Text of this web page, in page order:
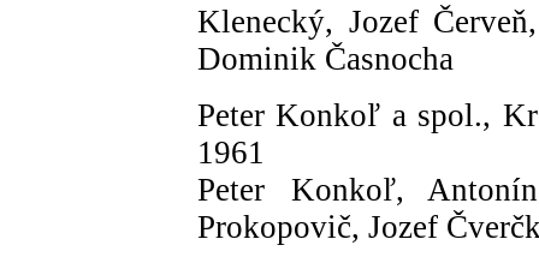
Klenecký, Jozef
Dominik Časnocha
Peter Konkoľ a spol.,
1961
Peter Konkoľ,
Prokopovič, Jozef